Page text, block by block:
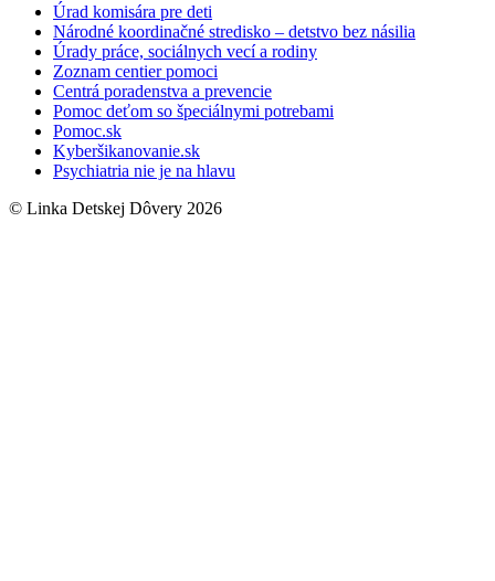
Úrad komisára pre deti
Národné koordinačné stredisko – detstvo bez násilia
Úrady práce, sociálnych vecí a rodiny
Zoznam centier pomoci
Centrá poradenstva a prevencie
Pomoc deťom so špeciálnymi potrebami
Pomoc.sk
Kyberšikanovanie.sk
Psychiatria nie je na hlavu
© Linka Detskej Dôvery 2026